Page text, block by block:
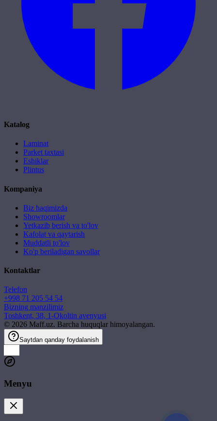
Katalog
Laminat
Parket taxtasi
Eshiklar
Plintus
Kompaniya
Biz haqimizda
Showroomlar
Yetkazib berish va to'lov
Kafolat va qaytarish
Muddatli to'lov
Ko'p beriladigan savollar
Kontaktlar
Telefon
+998 71 205 54 54
Bizning manzilimiz
Toshkent, 38, 1-Okoltin avenyusi
© 2026 Maff.uz. Barcha huquqlar himoyalangan.
Saytdan qanday foydalanish
Menyu